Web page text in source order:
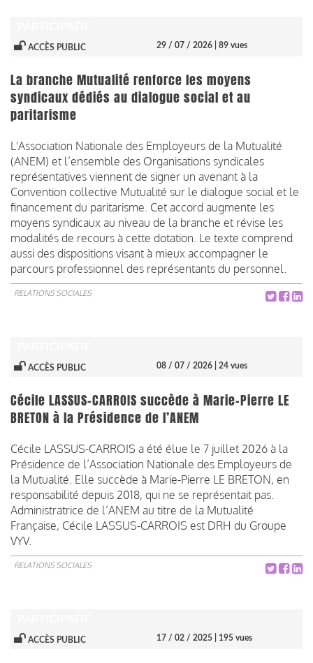
ACCÈS PUBLIC 29 / 07 / 2026 | 89 vues
La branche Mutualité renforce les moyens
syndicaux dédiés au dialogue social et au
paritarisme
L'Association Nationale des Employeurs de la Mutualité
(ANEM) et l’ensemble des Organisations syndicales
représentatives viennent de signer un avenant à la
Convention collective Mutualité sur le dialogue social et le
financement du paritarisme. Cet accord augmente les
moyens syndicaux au niveau de la branche et révise les
modalités de recours à cette dotation. Le texte comprend
aussi des dispositions visant à mieux accompagner le
parcours professionnel des représentants du personnel.
RELATIONS SOCIALES
ACCÈS PUBLIC 08 / 07 / 2026 | 24 vues
Cécile LASSUS-CARROIS succède à Marie-Pierre LE
BRETON à la Présidence de l’ANEM
Cécile LASSUS-CARROIS a été élue le 7 juillet 2026 à la
Présidence de l’Association Nationale des Employeurs de
la Mutualité. Elle succède à Marie-Pierre LE BRETON, en
responsabilité depuis 2018, qui ne se représentait pas.
Administratrice de l’ANEM au titre de la Mutualité
Française, Cécile LASSUS-CARROIS est DRH du Groupe
VYV.
RELATIONS SOCIALES
ACCÈS PUBLIC 17 / 02 / 2025 | 195 vues